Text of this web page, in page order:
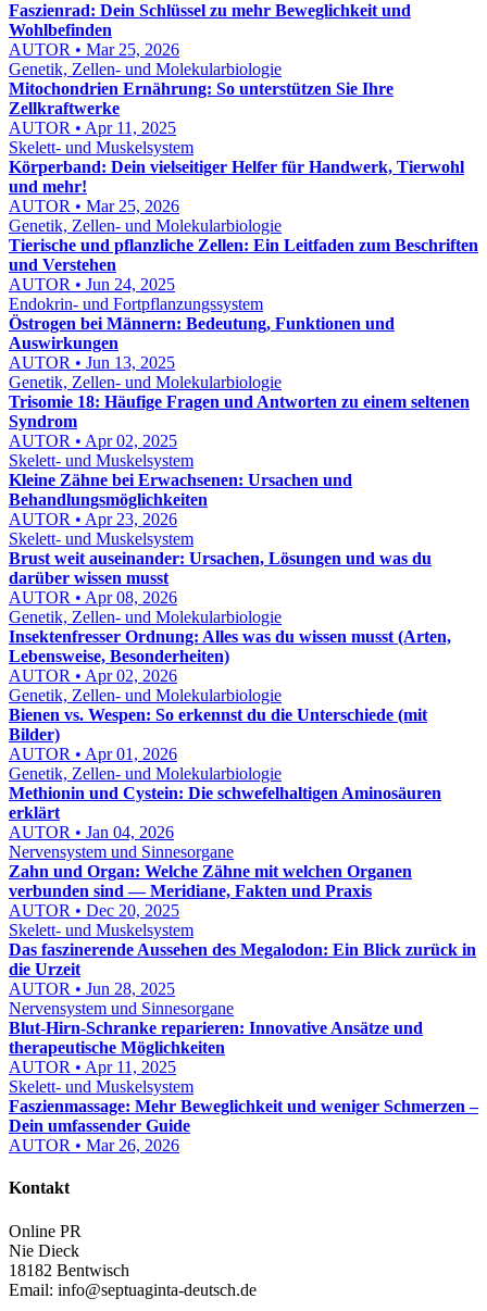
Faszienrad: Dein Schlüssel zu mehr Beweglichkeit und
Wohlbefinden
AUTOR • Mar 25, 2026
Genetik, Zellen- und Molekularbiologie
Mitochondrien Ernährung: So unterstützen Sie Ihre
Zellkraftwerke
AUTOR • Apr 11, 2025
Skelett- und Muskelsystem
Körperband: Dein vielseitiger Helfer für Handwerk, Tierwohl
und mehr!
AUTOR • Mar 25, 2026
Genetik, Zellen- und Molekularbiologie
Tierische und pflanzliche Zellen: Ein Leitfaden zum Beschriften
und Verstehen
AUTOR • Jun 24, 2025
Endokrin- und Fortpflanzungssystem
Östrogen bei Männern: Bedeutung, Funktionen und
Auswirkungen
AUTOR • Jun 13, 2025
Genetik, Zellen- und Molekularbiologie
Trisomie 18: Häufige Fragen und Antworten zu einem seltenen
Syndrom
AUTOR • Apr 02, 2025
Skelett- und Muskelsystem
Kleine Zähne bei Erwachsenen: Ursachen und
Behandlungsmöglichkeiten
AUTOR • Apr 23, 2026
Skelett- und Muskelsystem
Brust weit auseinander: Ursachen, Lösungen und was du
darüber wissen musst
AUTOR • Apr 08, 2026
Genetik, Zellen- und Molekularbiologie
Insektenfresser Ordnung: Alles was du wissen musst (Arten,
Lebensweise, Besonderheiten)
AUTOR • Apr 02, 2026
Genetik, Zellen- und Molekularbiologie
Bienen vs. Wespen: So erkennst du die Unterschiede (mit
Bilder)
AUTOR • Apr 01, 2026
Genetik, Zellen- und Molekularbiologie
Methionin und Cystein: Die schwefelhaltigen Aminosäuren
erklärt
AUTOR • Jan 04, 2026
Nervensystem und Sinnesorgane
Zahn und Organ: Welche Zähne mit welchen Organen
verbunden sind — Meridiane, Fakten und Praxis
AUTOR • Dec 20, 2025
Skelett- und Muskelsystem
Das faszinerende Aussehen des Megalodon: Ein Blick zurück in
die Urzeit
AUTOR • Jun 28, 2025
Nervensystem und Sinnesorgane
Blut-Hirn-Schranke reparieren: Innovative Ansätze und
therapeutische Möglichkeiten
AUTOR • Apr 11, 2025
Skelett- und Muskelsystem
Faszienmassage: Mehr Beweglichkeit und weniger Schmerzen –
Dein umfassender Guide
AUTOR • Mar 26, 2026
Kontakt
Online PR
Nie Dieck
18182 Bentwisch
Email: info@septuaginta-deutsch.de